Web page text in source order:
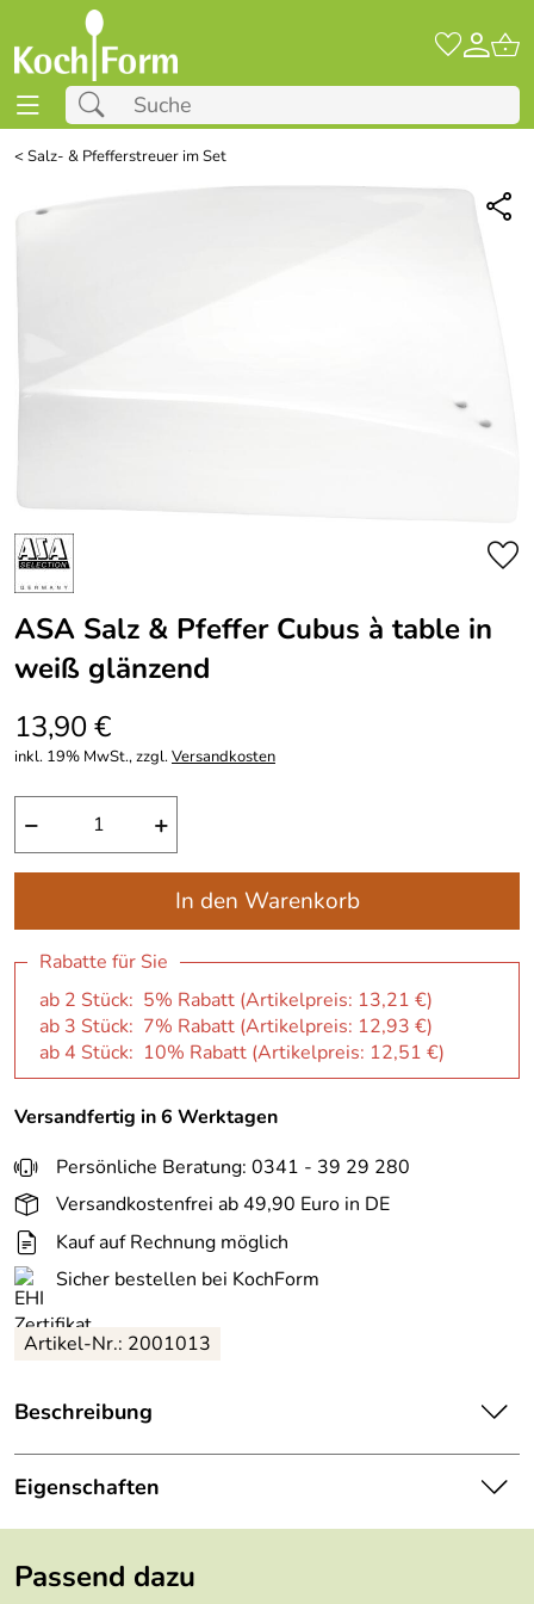
<Salz- & Pfefferstreuer im Set
ASA Salz & Pfeffer Cubus à table in
weiß glänzend
13,90 €
inkl. 19% MwSt., zzgl.Versandkosten
− +
In den Warenkorb
Rabatte für Sie
ab 2 Stück: 5% Rabatt (Artikelpreis: 13,21 €)
ab 3 Stück: 7% Rabatt (Artikelpreis: 12,93 €)
ab 4 Stück: 10% Rabatt (Artikelpreis: 12,51 €)
Versandfertig in 6 Werktagen
Persönliche Beratung: 0341 - 39 29 280
Versandkostenfrei ab 49,90 Euro in DE
Kauf auf Rechnung möglich
Sicher bestellen bei KochForm
Artikel-Nr.: 2001013
Beschreibung
ASA Salz & Pfeffer Cubus à table in weiß glänzend.
Extreme Härte, warmes Weiß, klares Design und enorme
festen Platz in der hochwertigen Gastronomie, wie auch
beim ambitionierten privaten Gastgeber. Das verarbeitete
Fine Bone Porzellan aus China kommt im leichten Dekor
Eigenschaften
Länge:
Passend dazu